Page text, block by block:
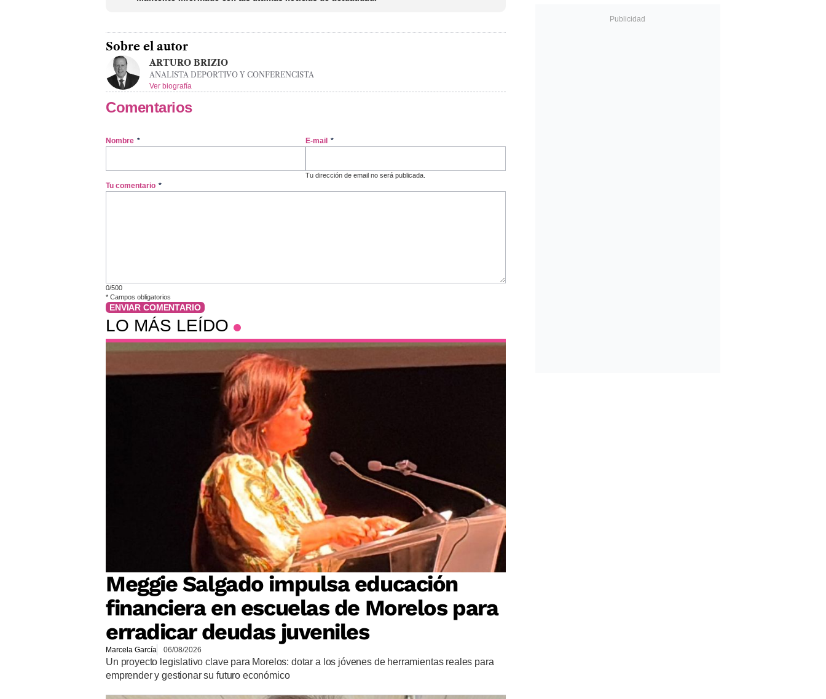
Sobre el autor
ARTURO BRIZIO
ANALISTA DEPORTIVO Y CONFERENCISTA
Ver biografía
Comentarios
Nombre * E-mail *
Tu dirección de email no será publicada.
Tu comentario *
0/500
* Campos obligatorios
ENVIAR COMENTARIO
LO MÁS LEÍDO
Meggie Salgado impulsa educación
financiera en escuelas de Morelos para
erradicar deudas juveniles
Marcela García 06/08/2026
Un proyecto legislativo clave para Morelos: dotar a los jóvenes de herramientas reales para
emprender y gestionar su futuro económico